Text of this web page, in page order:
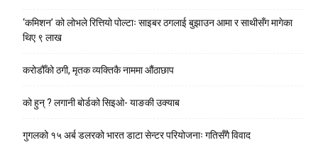
‘कमिशन’ को लोभले रित्तियो पोल्टाः साइबर ठगलाई बुझाउन आमा र साथीसँग मागेका
थिए ९ लाख
करोडौँको ठगी, मृतक व्यक्तिकै नाममा औंठाछाप
को हुन् ? लगानी बोर्डको सिइओ- याङकी उक्याब
गुगलको १५ अर्ब डलरको भारत डाटा सेन्टर परियोजनाः गतिसँगै विवाद